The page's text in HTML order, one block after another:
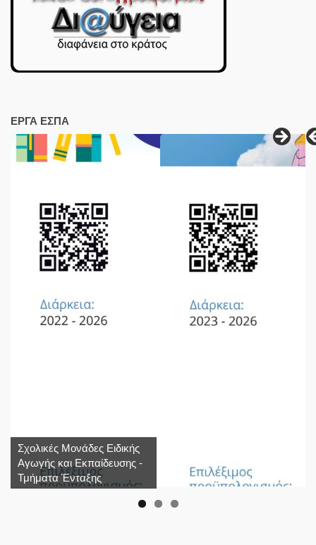
ΕΡΓΑ ΕΣΠΑ
Σχολικές Μονάδες Ειδικής
Αγωγής και Εκπαίδευσης -
Τμήματα Ένταξης